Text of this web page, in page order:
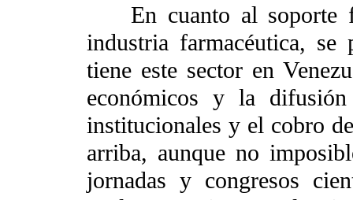
En cuanto al soporte
industria farmacéutica,
tiene este sector en
económicos y la
institucionales y el cobro
arriba, aunque no
jornadas y congresos